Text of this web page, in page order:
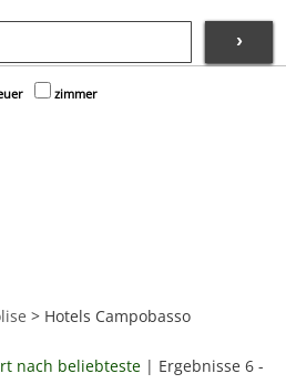
›
zimmer
> Hotels Campobasso
nach beliebteste | Ergebnisse 6 -